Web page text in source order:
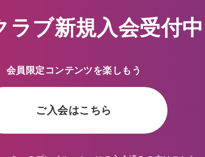
ラブ新規入会受付
会員限定コンテンツを楽しもう
ご入会はこちら